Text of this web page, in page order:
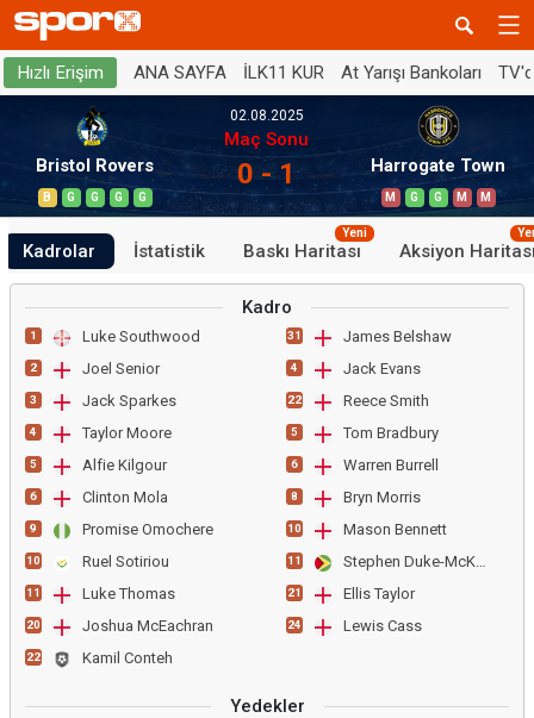
Hızlı Erişim ANA SAYFA İLK11 KUR At Yarışı Bankoları
Bristol Rovers
B G G G G
02.08.2025
Maç Sonu
0 - 1 Harrogate Town
M G G M M
Kadrolar İstatistik Baskı Haritası
Yeni
Aksiyon
Kadro
1 Luke Southwood
2 Joel Senior
3 Jack Sparkes
4 Taylor Moore
5 Alfie Kilgour
6 Clinton Mola
9 Promise Omochere
10 Ruel Sotiriou
11 Luke Thomas
20 Joshua McEachran
22 Kamil Conteh
31 James Belshaw
4 Jack Evans
22 Reece Smith
5 Tom Bradbury
6 Warren Burrell
8 Bryn Morris
10 Mason Bennett
11 Stephen Duke-McKenna
21 Ellis Taylor
24 Lewis Cass
Yedekler